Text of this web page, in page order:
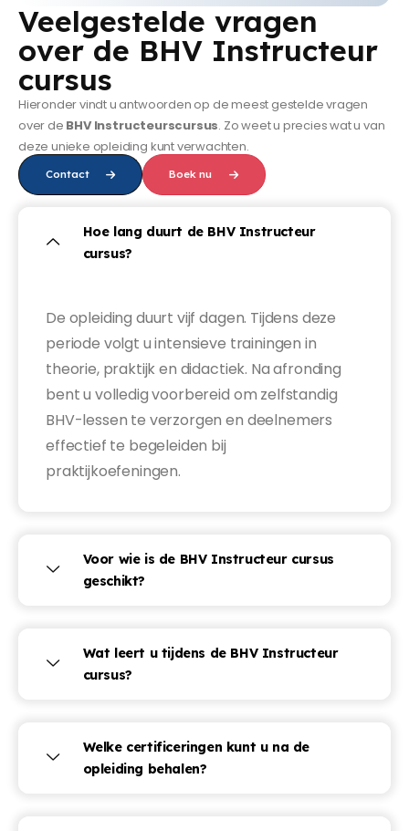
Veelgestelde vragen
over de BHV Instructeur
cursus
Hieronder vindt u antwoorden op de meest gestelde vragen
over de BHV Instructeurscursus. Zo weet u precies wat u van
deze unieke opleiding kunt verwachten.
Contact Boek nu
Hoe lang duurt de BHV Instructeur
cursus?
De opleiding duurt vijf dagen. Tijdens deze
periode volgt u intensieve trainingen in
theorie, praktijk en didactiek. Na afronding
bent u volledig voorbereid om zelfstandig
BHV-lessen te verzorgen en deelnemers
effectief te begeleiden bij
praktijkoefeningen.
Voor wie is de BHV Instructeur cursus
geschikt?
Wat leert u tijdens de BHV Instructeur
cursus?
Welke certificeringen kunt u na de
opleiding behalen?